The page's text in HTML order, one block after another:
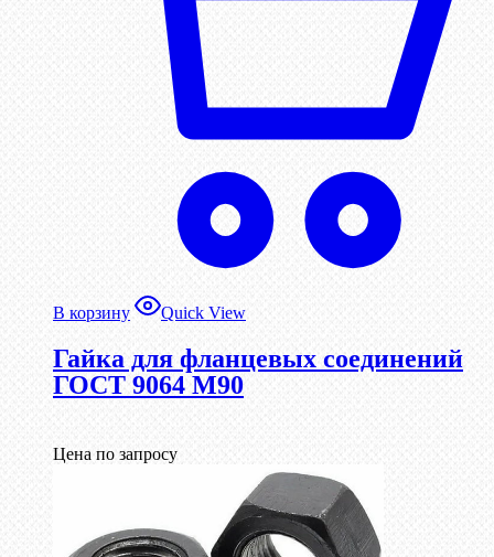
В корзину Quick View
Гайка для фланцевых соединений
ГОСТ 9064 М90
Цена по запросу